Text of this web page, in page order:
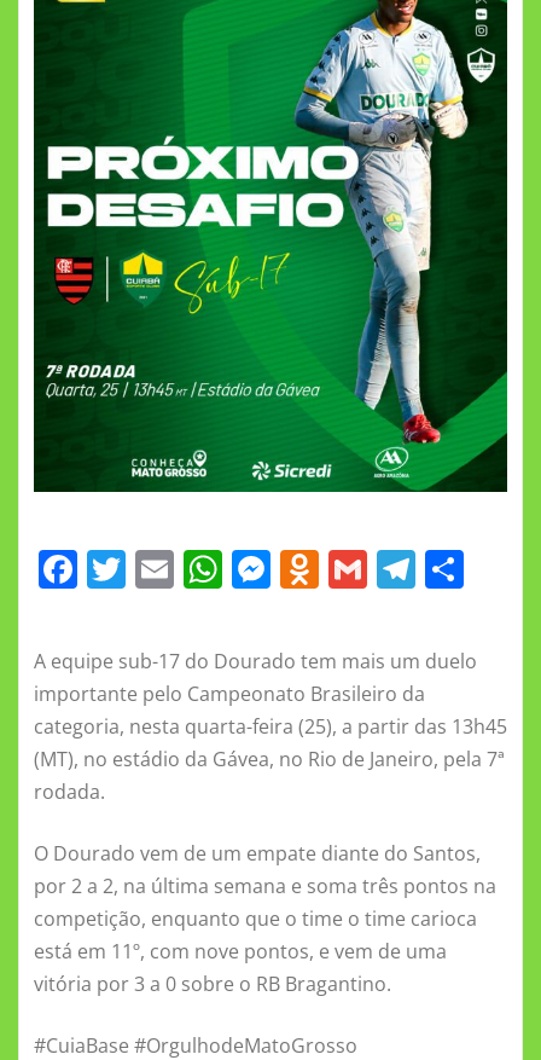
F
c
e
b
o
o
k
T
it
te
r
E
ai
l
W
at
s
A
p
M
ss
e
n
g
O
n
o
kl
a
ni
ki
G
ai
l
T
e
gr
a
m
a
re
A equipe sub-17 do Dourado tem mais um duelo
importante pelo Campeonato Brasileiro da
categoria, nesta quarta-feira (25), a partir das 13h45
(MT), no estádio da Gávea, no Rio de Janeiro, pela 7ª
rodada.
O Dourado vem de um empate diante do Santos,
por 2 a 2, na última semana e soma três pontos na
competição, enquanto que o time o time carioca
está em 11º, com nove pontos, e vem de uma
vitória por 3 a 0 sobre o RB Bragantino.
#CuiaBase #OrgulhodeMatoGrosso